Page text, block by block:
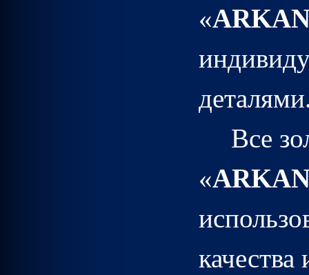
«
Все
«
качества